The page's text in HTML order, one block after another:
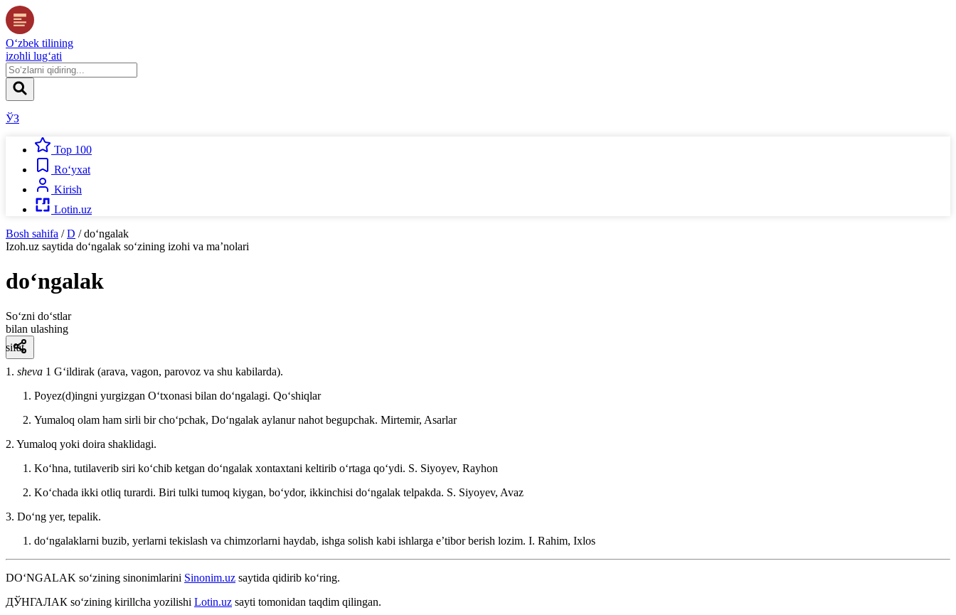
O‘zbek tilining
izohli lug‘ati
ЎЗ
Top 100
Ro‘yxat
Kirish
Lotin.uz
Bosh sahifa / D / do‘ngalak
Izoh.uz saytida do‘ngalak so‘zining izohi va ma’nolari
do‘ngalak
So‘zni do‘stlar
bilan ulashing
sifat
1. sheva 1 Gʻildirak (arava, vagon, parovoz va shu kabilarda).
Poyez(d)ingni yurgizgan Oʻtxonasi bilan doʻngalagi. Qoʻshiqlar
Yumaloq olam ham sirli bir choʻpchak, Doʻngalak aylanur nahot begupchak. Mirtemir, Asarlar
2. Yumaloq yoki doira shaklidagi.
Koʻhna, tutilaverib siri koʻchib ketgan doʻngalak xontaxtani keltirib oʻrtaga qoʻydi. S. Siyoyev, Rayhon
Koʻchada ikki otliq turardi. Biri tulki tumoq kiygan, boʻydor, ikkinchisi doʻngalak telpakda. S. Siyoyev, Avaz
3. Doʻng yer, tepalik.
doʻngalaklarni buzib, yerlarni tekislash va chimzorlarni haydab, ishga solish kabi ishlarga eʼtibor berish lozim. I. Rahim, Ixlos
DO‘NGALAK so‘zining sinonimlarini Sinonim.uz saytida qidirib ko‘ring.
ДЎНГАЛАК so‘zining kirillcha yozilishi Lotin.uz sayti tomonidan taqdim qilingan.